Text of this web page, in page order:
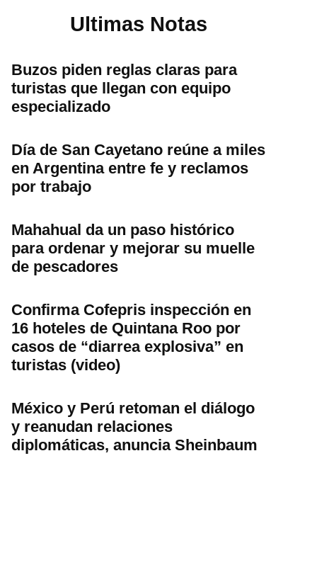
Ultimas Notas
Buzos piden reglas claras para
turistas que llegan con equipo
especializado
Día de San Cayetano reúne a miles
en Argentina entre fe y reclamos
por trabajo
Mahahual da un paso histórico
para ordenar y mejorar su muelle
de pescadores
Confirma Cofepris inspección en
16 hoteles de Quintana Roo por
casos de “diarrea explosiva” en
turistas (video)
México y Perú retoman el diálogo
y reanudan relaciones
diplomáticas, anuncia Sheinbaum